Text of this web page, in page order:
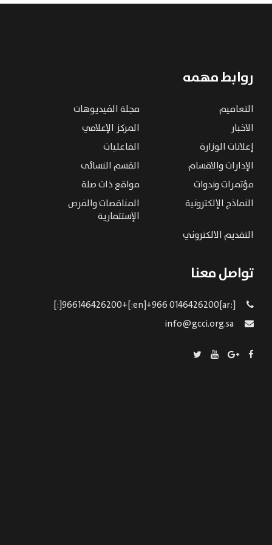
روابط مهمه
التعاميم
مجلة الفيديوهات
الاخبار
المركز الإعلامي
إعلانات الوزارة
الفاعليات
الإدارات والاقسام
القسم النسائى
مؤتمرات وندوات
مواقع ذات صلة
النماذج الإلكترونية
المناقصات والفرص
الإستثمارية
التقديم الالكتروني
تواصل معنا
[:ar]966146426200+[:en]+966 0146426200[:]